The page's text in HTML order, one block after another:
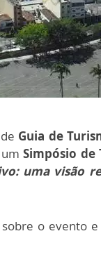
Guia de
Simpósio de
uma visão
o evento